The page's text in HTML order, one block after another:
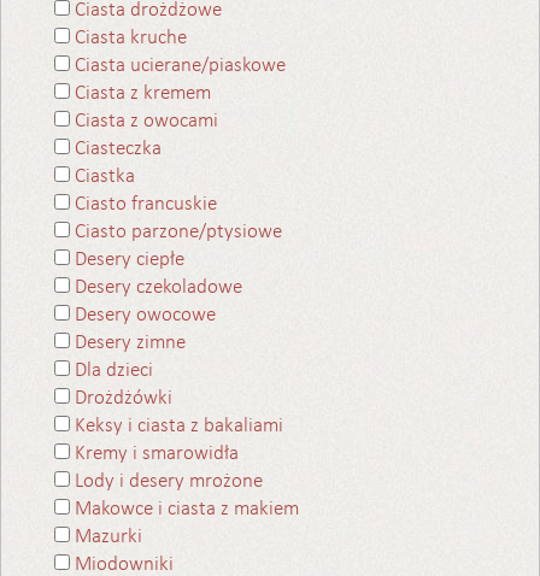
Ciasta drożdżowe
Ciasta kruche
Ciasta ucierane/piaskowe
Ciasta z kremem
Ciasta z owocami
Ciasteczka
Ciastka
Ciasto francuskie
Ciasto parzone/ptysiowe
Desery ciepłe
Desery czekoladowe
Desery owocowe
Desery zimne
Dla dzieci
Drożdżówki
Keksy i ciasta z bakaliami
Kremy i smarowidła
Lody i desery mrożone
Makowce i ciasta z makiem
Mazurki
Miodowniki